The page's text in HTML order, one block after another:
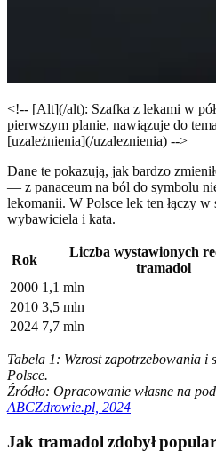
<!-- [Alt](/alt): Szafka z lekami w
pierwszym planie, nawiązuje do
[uzależnienia](/uzaleznienia) -->
Dane te pokazują, jak bardzo
— z panaceum na ból do symbolu
lekomanii. W Polsce lek ten łączy w
wybawiciela i kata.
Rok
Liczba wystawionych
tramadol
2000 1,1 mln
2010 3,5 mln
2024 7,7 mln
Tabela 1: Wzrost zapotrzebowania
Polsce.
Źródło: Opracowanie własne na
ABCZdrowie.pl, 2024
Jak tramadol zdobył